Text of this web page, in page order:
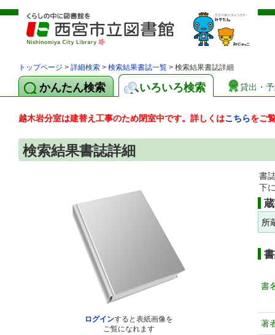
トップページ > 詳細検索 > 検索結果書誌一覧 > 検索結果書誌詳細
かんたん検索 いろいろ検索 貸出・
越木岩分室は建替え工事のため閉室中です。詳しくはこちらをご
検索結果書誌詳細
ログインすると表紙画像を
ご覧になれます
書
下
所
書
著